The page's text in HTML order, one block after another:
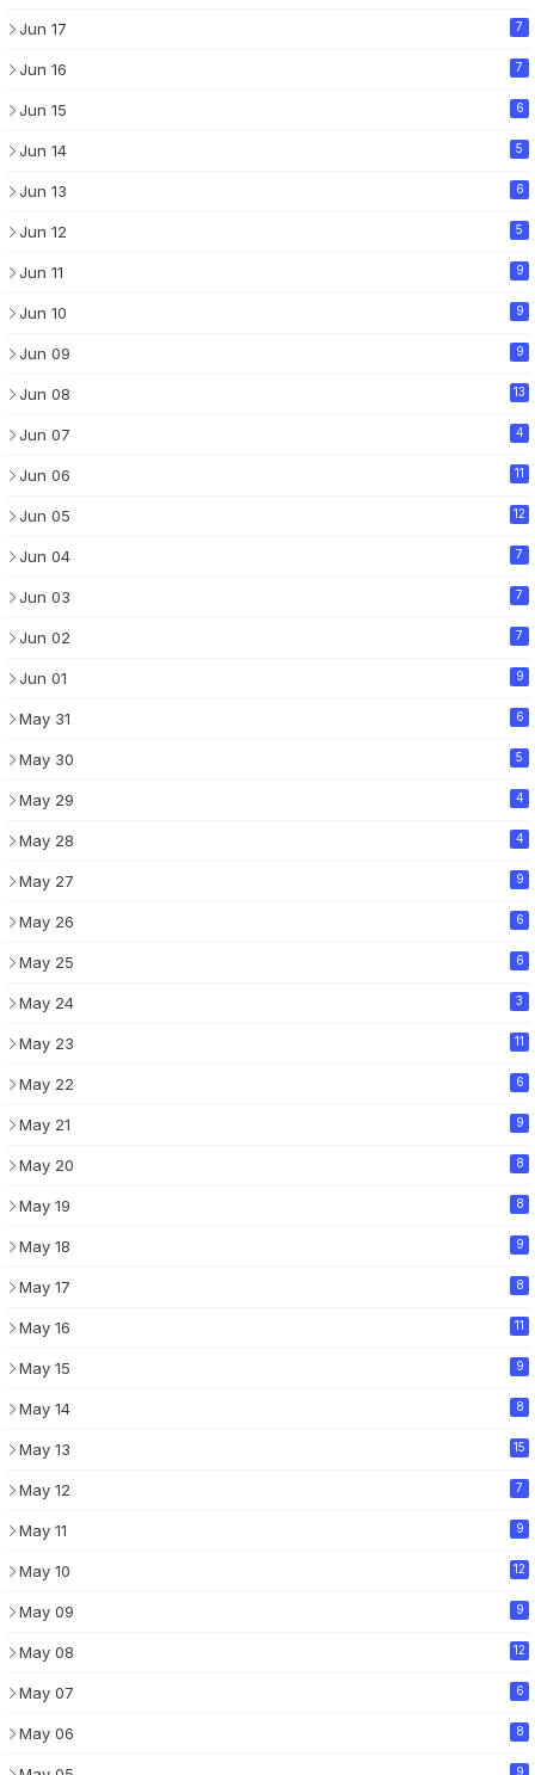
Jun 17 7
Jun 16 7
Jun 15 6
Jun 14 5
Jun 13 6
Jun 12 5
Jun 11 9
Jun 10 9
Jun 09 9
Jun 08 13
Jun 07 4
Jun 06 11
Jun 05 12
Jun 04 7
Jun 03 7
Jun 02 7
Jun 01 9
May 31 6
May 30 5
May 29 4
May 28 4
May 27 9
May 26 6
May 25 6
May 24 3
May 23 11
May 22 6
May 21 9
May 20 8
May 19 8
May 18 9
May 17 8
May 16 11
May 15 9
May 14 8
May 13 15
May 12 7
May 11 9
May 10 12
May 09 9
May 08 12
May 07 6
May 06 8
9